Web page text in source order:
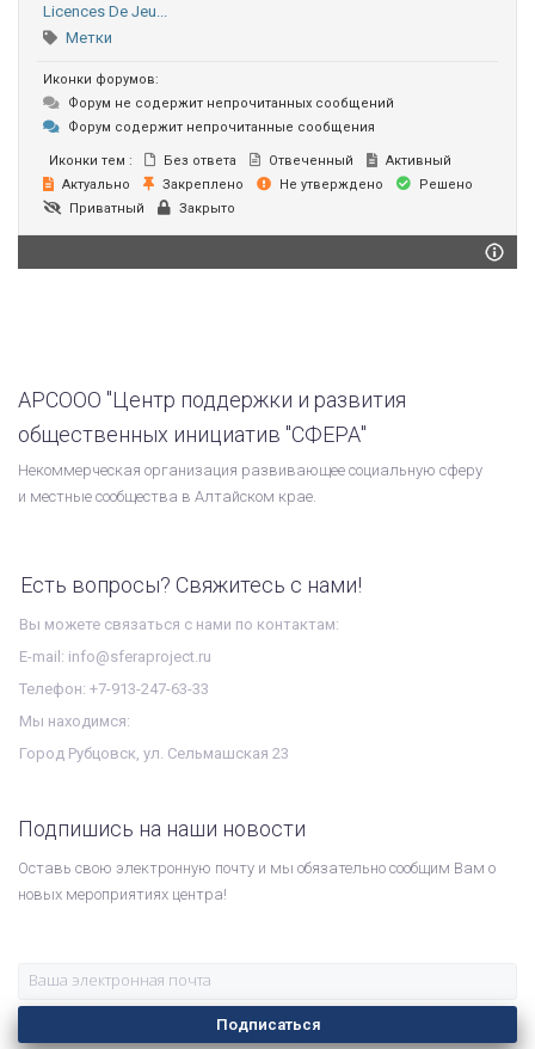
Licences De Jeu...
Метки
Иконки форумов:
Форум не содержит непрочитанных сообщений
Форум содержит непрочитанные сообщения
Иконки тем : Без ответа Отвеченный
Активный
Актуально
Закреплено Не утверждено
Решено
Приватный
Закрыто
АРСООО "Центр поддержки и развития
общественных инициатив "СФЕРА"
Некоммерческая организация развивающее социальную сферу
и местные сообщества в Алтайском крае.
Есть вопросы? Свяжитесь с нами!
Вы можете связаться с нами по контактам:
E-mail: info@sferaproject.ru
Телефон: +7-913-247-63-33
Мы находимся:
Город Рубцовск, ул. Сельмашская 23
Подпишись на наши новости
Оставь свою электронную почту и мы обязательно сообщим Вам о
новых мероприятиях центра!
Подписаться